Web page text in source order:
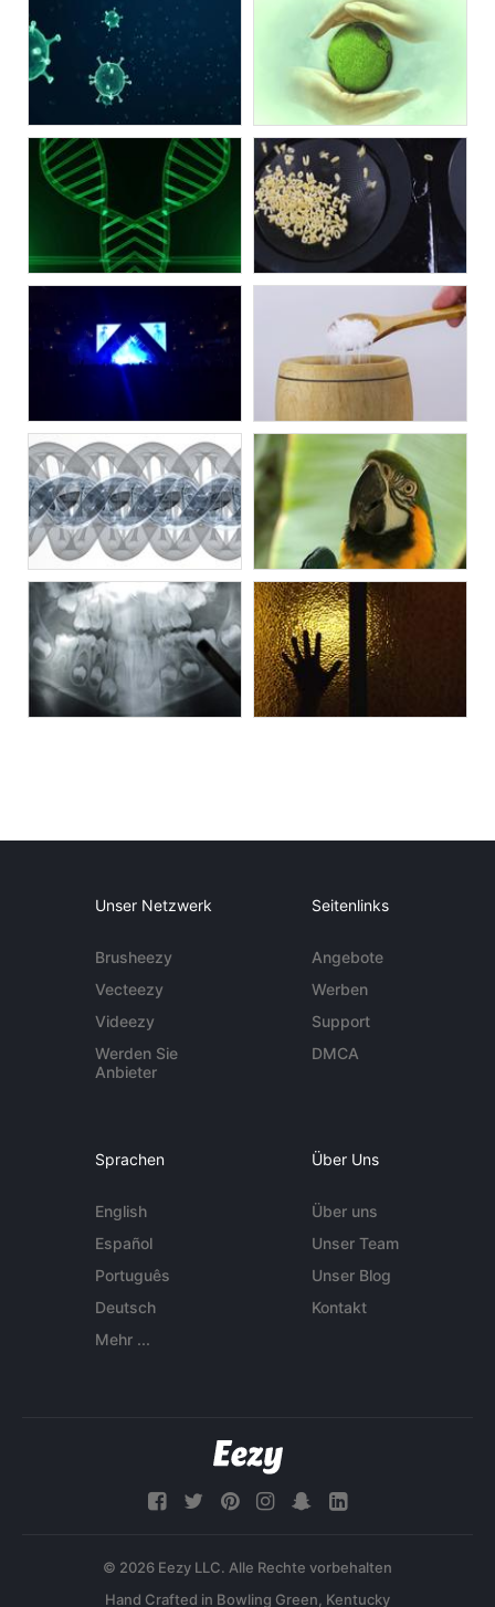
Unser Netzwerk
Brusheezy
Vecteezy
Videezy
Werden Sie
Anbieter
Seitenlinks
Angebote
Werben
Support
DMCA
Sprachen
English
Español
Português
Deutsch
Mehr ...
Über Uns
Über uns
Unser Team
Unser Blog
Kontakt
© 2026 Eezy LLC. Alle Rechte vorbehalten